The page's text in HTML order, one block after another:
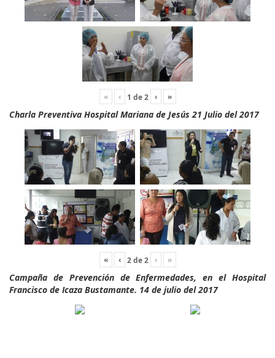
« ‹ 1 de2 › »
Charla Preventiva Hospital Mariana de Jesús 21 Julio del 2017
« ‹ 2de2 › »
Campaña de Prevención de Enfermedades, en el Hospital
Francisco de Icaza Bustamante. 14 de julio del 2017